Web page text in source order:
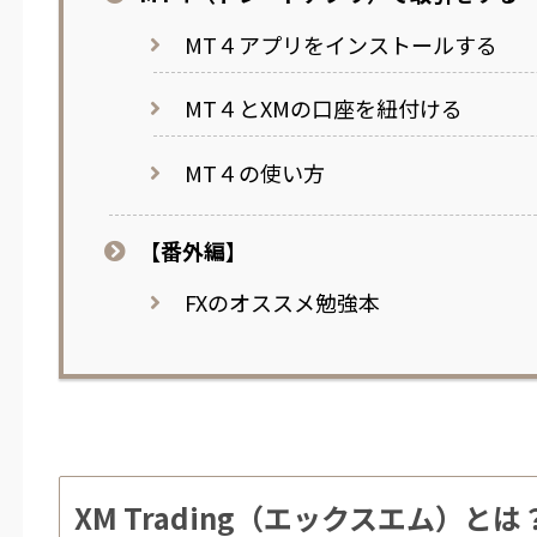
MT４アプリをインストールする
MT４とXMの口座を紐付ける
MT４の使い方
【番外編】
FXのオススメ勉強本
XM Trading（エックスエム）とは